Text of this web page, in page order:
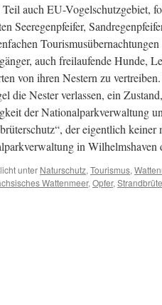
Teil auch EU-Vogelschutzgebiet,
Seeregenpfeifer,
auch freilaufende Hunde,
von ihren Nestern zu
die Nester verlassen, ein
der Nationalparkverwaltung
der eigentlich
in Wilhelmshaven
unter Naturschutz, Tourismus,
Wattenmeer, Opfer,